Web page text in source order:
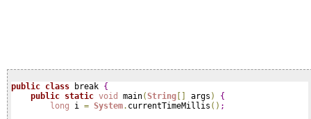
public class break {
public static void main(String [ ] args )
{
long i = System. currentTimeMillis ( ) ;